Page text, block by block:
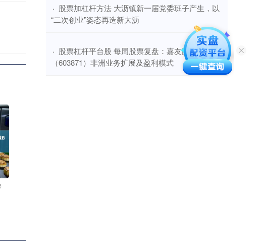
· ​股票加杠杆方法 大沥镇新一届党委班子产生，以
“二次创业”姿态再造新大沥
· ​股票杠杆平台股 每周股票复盘：嘉友国际
（603871）非洲业务扩展及盈利模式